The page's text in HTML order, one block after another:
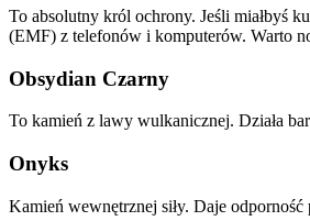
To absolutny król ochrony. Jeśli miałbyś
(EMF) z telefonów i komputerów. Warto
Obsydian Czarny
To kamień z lawy wulkanicznej. Działa
Onyks
Kamień wewnętrznej siły. Daje